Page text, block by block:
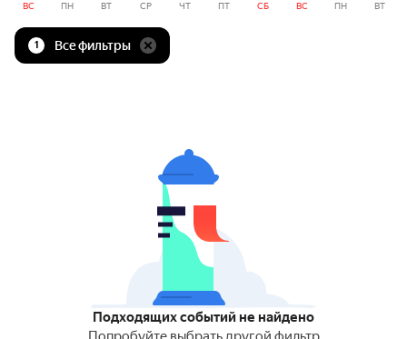
ВС ПН ВТ СР ЧТ ПТ СБ ВС ПН ВТ
1 Все фильтры
Подходящих событий не найдено